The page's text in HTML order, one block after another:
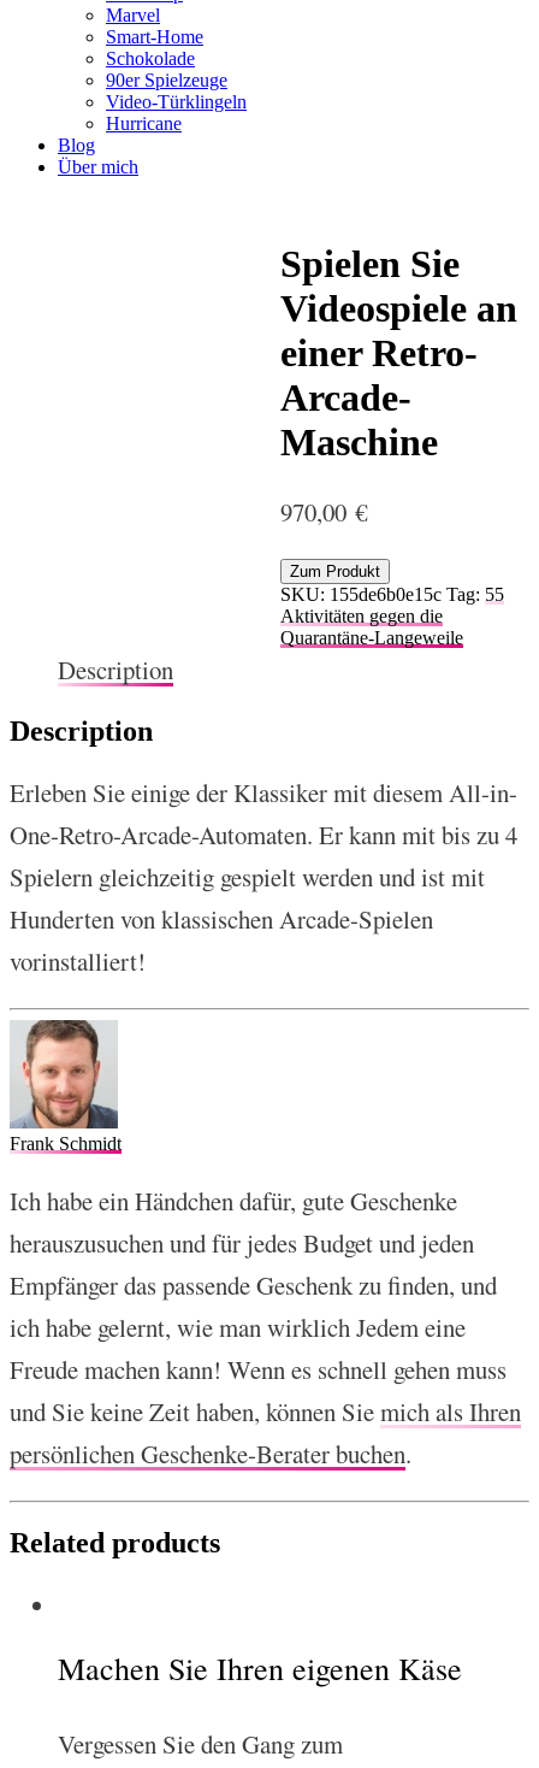
Marvel
Smart-Home
Schokolade
90er Spielzeuge
Video-Türklingeln
Hurricane
Blog
Über mich
Spielen Sie
Videospiele an
einer Retro-
Arcade-
Maschine
970,00 €
Zum Produkt
SKU: 155de6b0e15c Tag: 55
Aktivitäten gegen die
Quarantäne-Langeweile
Description
Description
Erleben Sie einige der Klassiker mit diesem All-in-
One-Retro-Arcade-Automaten. Er kann mit bis zu 4
Spielern gleichzeitig gespielt werden und ist mit
Hunderten von klassischen Arcade-Spielen
vorinstalliert!
Frank Schmidt
Ich habe ein Händchen dafür, gute Geschenke
herauszusuchen und für jedes Budget und jeden
Empfänger das passende Geschenk zu finden, und
ich habe gelernt, wie man wirklich Jedem eine
Freude machen kann! Wenn es schnell gehen muss
und Sie keine Zeit haben, können Siemich als Ihren
persönlichen Geschenke-Berater buchen.
Related products
Machen Sie Ihren eigenen Käse
Vergessen Sie den Gang zum